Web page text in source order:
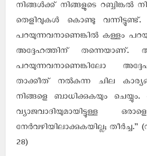
നിങ്ങള്‍ക്ക് നിങ്ങളുടെ റബ്ബിങ്കല്‍
തെളിവുകള്‍ കൊണ്ടു
പറയുന്നവനാണെങ്കില്‍ കള്ളം
അദ്ദേഹത്തിന് തന്നെയാണ്.
പറയുന്നവനാണെങ്കിലോ
താക്കീത് നല്‍കുന്ന ചില
നിങ്ങളെ ബാധിക്കുകയും ചെയ്യും.
വ്യാജവാദിയുമായിട്ടുള്ള
നേര്‍വഴിയിലാക്കുകയില്ല;
28)